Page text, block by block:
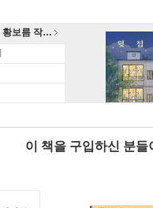
뮤지컬 〈휴남동 서점〉X 황보름 작가 북토크
이 책을 구입하신 분